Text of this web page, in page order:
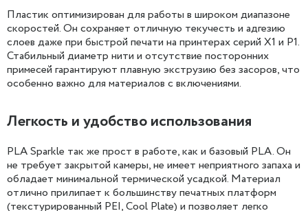
Пластик оптимизирован для работы в широком диапазоне
скоростей. Он сохраняет отличную текучесть и адгезию
слоев даже при быстрой печати на принтерах серий X1 и P1.
Стабильный диаметр нити и отсутствие посторонних
примесей гарантируют плавную экструзию без засоров, что
особенно важно для материалов с включениями.
Легкость и удобство использования
PLA Sparkle так же прост в работе, как и базовый PLA. Он
не требует закрытой камеры, не имеет неприятного запаха и
обладает минимальной термической усадкой. Материал
отлично прилипает к большинству печатных платформ
(текстурированный PEI, Cool Plate) и позволяет легко